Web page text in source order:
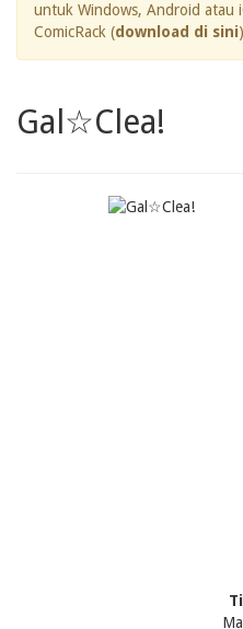
untuk Windows, Android atau
ComicRack (download di sini)
Gal☆Clea!